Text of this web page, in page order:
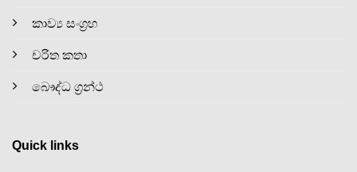
කාව්‍ය සංග්‍රහ
චරිත කතා
බෞද්ධ ග්‍රන්ථ
Quick links